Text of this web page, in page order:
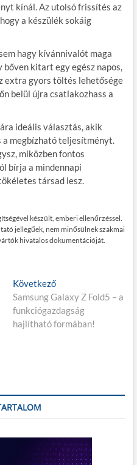
kínál. Az utolsó frissítés az
a készülék sokáig
hagy kívánnivalót maga
kitart egy egész napos,
extra gyors töltés lehetősége
belül újra csatlakozhass a
ideális választás, akik
a megbízható teljesítményt.
miközben fontos
bírja a mindennapi
társad lesz.
készült, emberi ellenőrzéssel.
jellegűek, nem minősülnek szakmai
hivatalos dokumentációját.
KövetkezőK
ö
v
e
o
t
:
Samsung Galaxy Z Fold5 – a
funkciógazdagság
hajlítható formában!